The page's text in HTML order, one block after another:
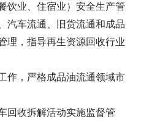
饮业、住宿业）安全生产管
汽车流通、旧货流通和成品
理，指导再生资源回收行业
作，严格成品油流通领域市
回收拆解活动实施监督管